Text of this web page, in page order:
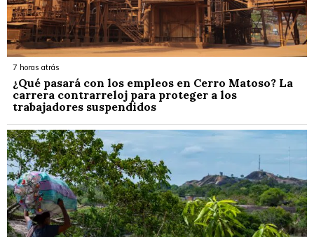
7 horas atrás
¿Qué pasará con los empleos en Cerro Matoso? La
carrera contrarreloj para proteger a los
trabajadores suspendidos